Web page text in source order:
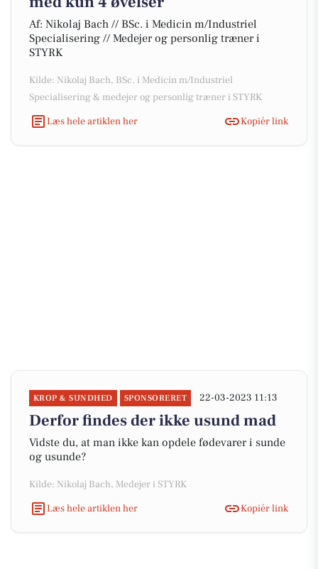
Af: Nikolaj Bach // BSc. i Medicin m/Industriel
Specialisering // Medejer og personlig træner i
STYRK
Kilde: Nikolaj Bach, BSc. i Medicin m/Industriel
Specialisering & medejer og personlig træner i STYRK
Læs hele artiklen her
Kopiér link
KROP & SUNDHED SPONSORERET 22-03-2023 11:13
Derfor findes der ikke usund mad
Vidste du, at man ikke kan opdele fødevarer i sunde
og usunde?
Kilde: Nikolaj Bach, Medejer i STYRK
Læs hele artiklen her
Kopiér link